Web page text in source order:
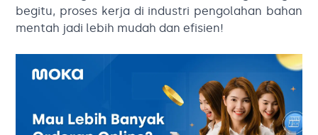
begitu, proses kerja di industri pengolahan bahan
mentah jadi lebih mudah dan efisien!